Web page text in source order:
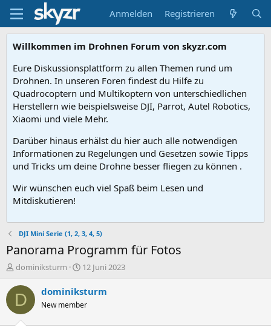
Anmelden Registrieren
Willkommen im Drohnen Forum von skyzr.com
Eure Diskussionsplattform zu allen Themen rund um
Drohnen. In unseren Foren findest du Hilfe zu
Quadrocoptern und Multikoptern von unterschiedlichen
Herstellern wie beispielsweise DJI, Parrot, Autel Robotics,
Xiaomi und viele Mehr.
Darüber hinaus erhälst du hier auch alle notwendigen
Informationen zu Regelungen und Gesetzen sowie Tipps
und Tricks um deine Drohne besser fliegen zu können .
Wir wünschen euch viel Spaß beim Lesen und
Mitdiskutieren!
DJI Mini Serie (1, 2, 3, 4, 5)
Panorama Programm für Fotos
E
s
dominiksturm
E
s
e
12 Juni 2023
D dominiksturm
New member